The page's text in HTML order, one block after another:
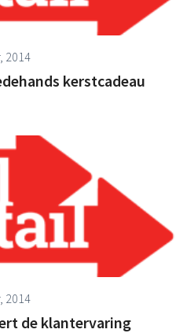
2014
kerstcadeau
2014
de klantervaring